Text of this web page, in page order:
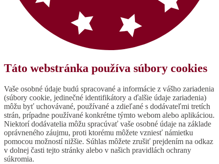
Táto webstránka používa súbory cookies
Vaše osobné údaje budú spracované a informácie z vášho zariadenia
(súbory cookie, jedinečné identifikátory a ďalšie údaje zariadenia)
môžu byť uchovávané, používané a zdieľané s dodávateľmi tretích
strán, prípadne používané konkrétne týmto webom alebo aplikáciou.
Niektorí dodávatelia môžu spracúvať vaše osobné údaje na základe
oprávneného záujmu, proti ktorému môžete vzniesť námietku
pomocou možností nižšie. Súhlas môžete zrušiť prejdením na odkaz
v dolnej časti tejto stránky alebo v našich pravidlách ochrany
súkromia.